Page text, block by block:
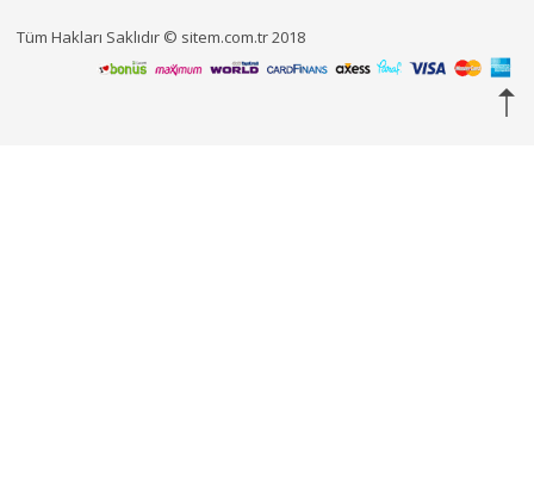
Tüm Hakları Saklıdır © sitem.com.tr 2018